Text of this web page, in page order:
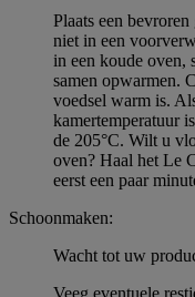
Plaats een
niet in een
in een koude oven,
samen opwarmen.
voedsel warm is.
kamertemperatuur
de 205°C. Wilt u
oven? Haal het Le
eerst een paar
Schoonmaken:
Wacht tot uw
Veeg eventuele